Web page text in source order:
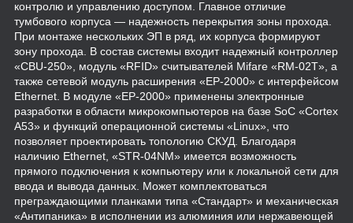
контролю и управлению доступом. Главное отличие
тумбового корпуса — надежность перекрытия зоны прохода.
При монтаже нескольких ЭП в ряд, их корпуса формируют
зону прохода. В состав системы входит надежный контроллер
«CBU-250», модуль «RFID» считывателей Mifare «RM-02T», а
также сетевой модуль расширения «EP-2000» с интерфейсом
Ethernet. В модуле «EP-2000» применены электронные
разработки в области микрокомпьютеров на базе SoC «Cortex
A53» и функций операционной системы «Linux», что
позволяет проектировать топологию СКУД. Благодаря
наличию Ethernet, «STR-04NM» имеется возможность
прямого подключения к компьютеру или к локальной сети для
ввода и вывода данных. Может комплектоваться
преграждающими планками типа «Стандарт» и механическая
«Антипаника» в исполнении из алюминия или нержавеющей